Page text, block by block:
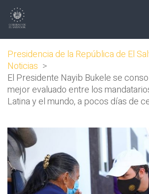
Presidencia de la República de El
Noticias >
El Presidente Nayib Bukele se
mejor evaluado entre los
Latina y el mundo, a pocos días de